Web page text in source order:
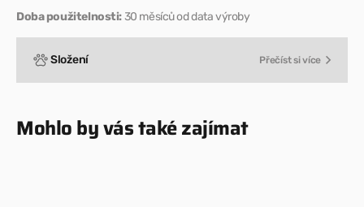
Doba použitelnosti:30 měsíců od data výroby
Složení Přečíst si více
Mohlo by vás také zajímat